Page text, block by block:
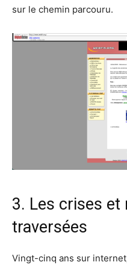
sur le chemin parcouru.
3. Les crises et
traversées
Vingt-cinq ans sur